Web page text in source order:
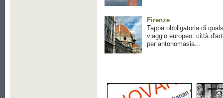
Firenze
Tappa obbligatoria di
viaggio europeo: città
per antonomasia...